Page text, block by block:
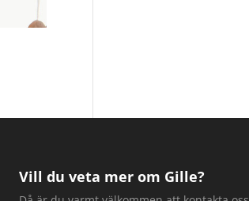
Vill du veta mer om Gille?